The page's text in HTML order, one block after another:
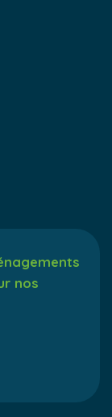
nos